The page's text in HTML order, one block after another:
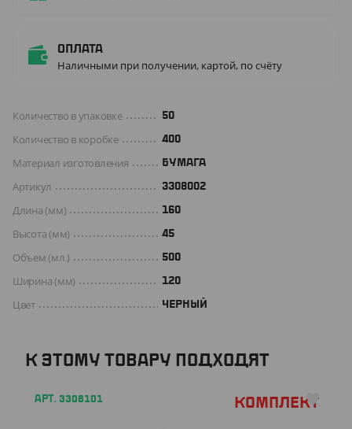
Оплата
Наличными при получении, картой, по счёту
Количество в упаковке 50
Количество в коробке 400
Материал изготовления БУМАГА
Артикул 3308002
Длина (мм) 160
Высота (мм) 45
Объем (мл.) 500
Ширина (мм) 120
Цвет ЧЕРНЫЙ
К ЭТОМУ ТОВАРУ ПОДХОДЯТ
АРТ. 3308101 Комплект